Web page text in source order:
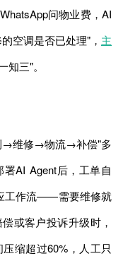
问物业费，AI
空调是否已处理"， 主
三"。
→维修→物流→补偿"多
AI Agent后，工单自
工作流——需要维修就
或客户投诉升级时，
缩超过60%，人工只